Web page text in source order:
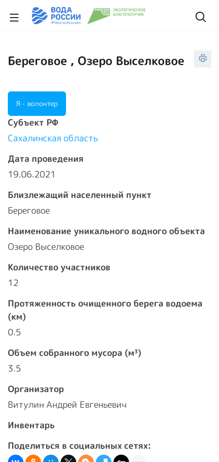
Береговое , Озеро Выселковое
Я - волонтер
Cубъект РФ
Сахалинская область
Дата проведения
19.06.2021
Близлежащий населенный пункт
Береговое
Наименование уникального водного объекта
Озеро Выселковое
Количество участников
12
Протяженность очищенного берега водоема
(км)
0.5
Объем собранного мусора (м³)
3.5
Организатор
Витулин Андрей Евгеньевич
Инвентарь
Поделиться в социальных сетях: